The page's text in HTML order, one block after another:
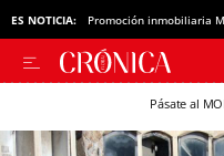
ES NOTICIA: Promoción inmobiliaria
Pásate al